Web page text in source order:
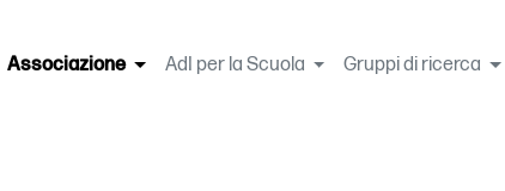
Associazione (current)
AdI per la Scuola Gruppi di ricerca